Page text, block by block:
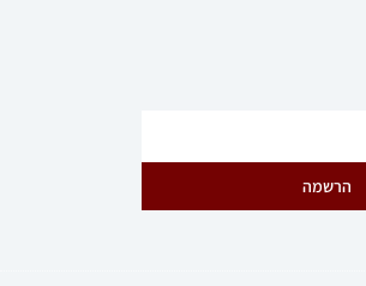
הרשמה